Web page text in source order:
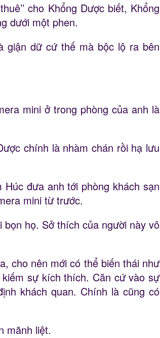
cho Khổng Dược biết, Khổng
dưới một phen.
giận dữ cứ thế mà bộc lộ ra bên
mini ở trong phòng của anh là
chính là nhàm chán rồi hạ lưu
đưa anh tới phòng khách sạn
mini từ trước.
họ. Sở thích của người này vô
cho nên mới có thể biến thái như
sự kích thích. Căn cứ vào sự
khách quan. Chính là cũng có
mãnh liệt.